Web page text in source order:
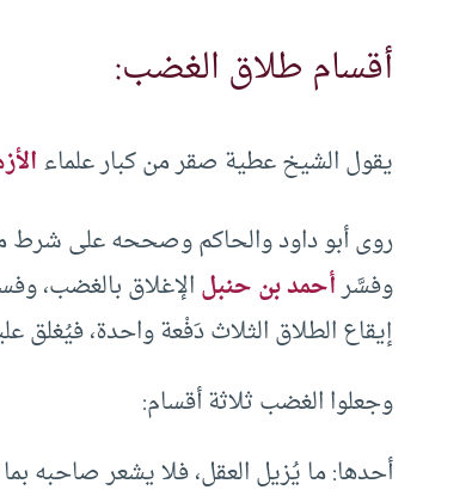
أقسام طلاق الغضب:
يقول الشيخ عطية صقر من كبار علماء
روى أبو داود والحاكم وصححه على شرط
وفسَّرأحمد بن حنبلالإغلاق بالغضب،
إيقاع الطلاق الثلاث دَفْعة واحدة،
وجعلوا الغضب ثلاثة أقسام:
أحدها: ما يُزيل العقل، فلا يشعر صاحبه